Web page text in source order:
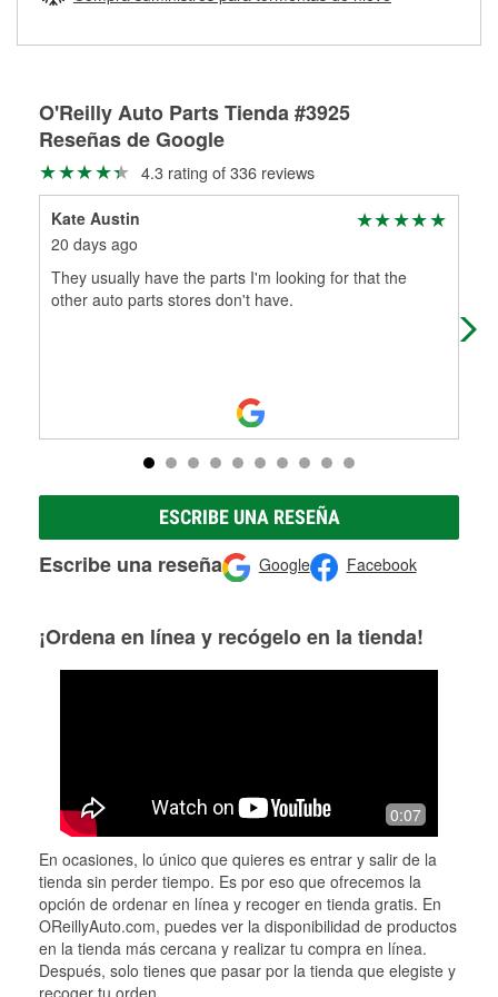
partes de reemplazo correctas para tu reparación.
O'Reilly Auto Parts Tienda #3925
Reseñas de Google
4.3 rating of 336 reviews
Kate Austin
20 days ago
They usually have the parts I'm looking for that the
other auto parts stores don't have.
ESCRIBE UNA RESEÑA
Escribe una reseña Google Facebook
¡Ordena en línea y recógelo en la tienda!
0:07
En ocasiones, lo único que quieres es entrar y salir de la
tienda sin perder tiempo. Es por eso que ofrecemos la
opción de ordenar en línea y recoger en tienda gratis. En
OReillyAuto.com, puedes ver la disponibilidad de productos
en la tienda más cercana y realizar tu compra en línea.
Después, solo tienes que pasar por la tienda que elegiste y
recoger tu orden.